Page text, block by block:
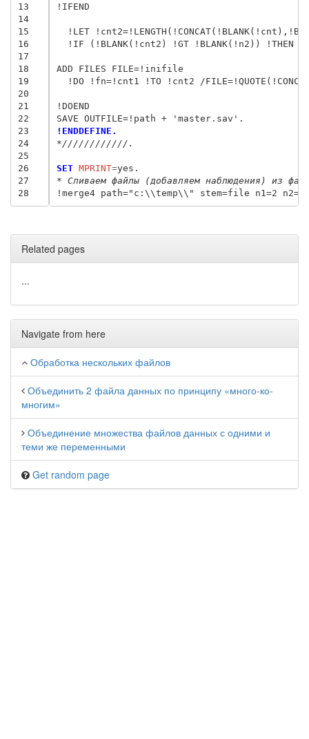
13
14
15
16
17
18
19
20
21
22
23
24
25
26
27
28
!IFEND
!LET
!IF (!BLANK(!cnt2) !GT !BLANK(!n2)) !THEN
ADD FILES FILE=!inifile
!DO !fn=!cnt1 !TO !cnt2 /
!DOEND
!ENDDEFINE.
*////////////.
SET MPRINT=
* Сливаем файлы (добавляем наблюдения) из
Related pages
...
Navigate from here
Обработка нескольких файлов
Объединить 2 файла данных по принципу «много-ко-
многим»
Объединение множества файлов данных с одними и
теми же переменными
Get random page